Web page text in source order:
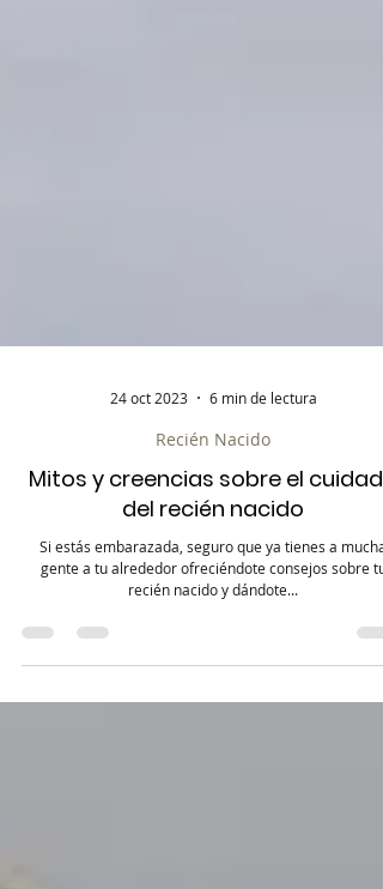
24 oct 2023 6 min de lectura
Recién Nacido
Mitos y creencias sobre el cuidado
del recién nacido
Si estás embarazada, seguro que ya tienes a mucha